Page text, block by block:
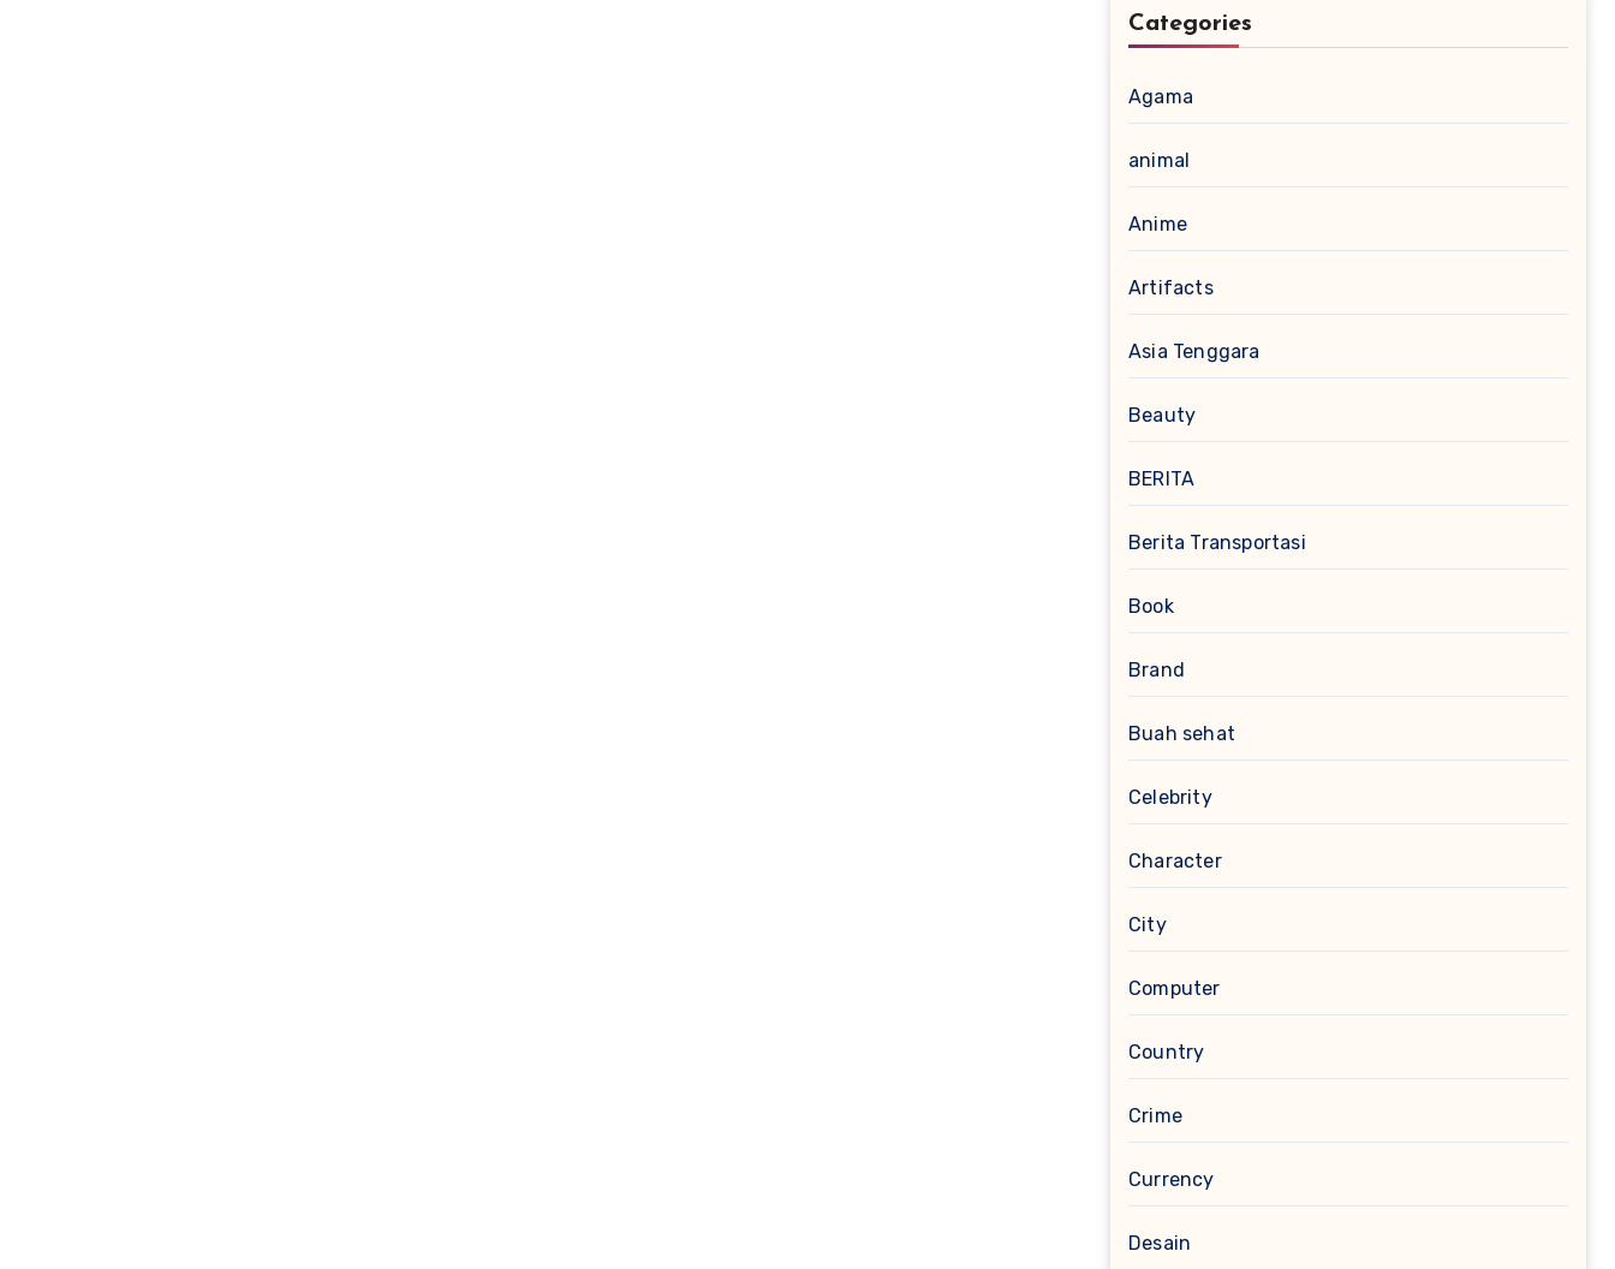
Categories
Agama
animal
Anime
Artifacts
Asia Tenggara
Beauty
BERITA
Berita Transportasi
Book
Brand
Buah sehat
Celebrity
Character
City
Computer
Country
Crime
Currency
Desain